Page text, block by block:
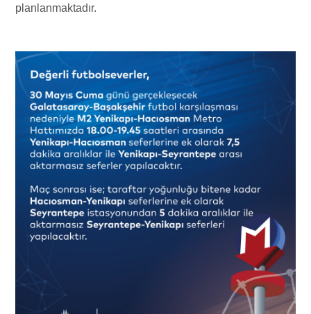
planlanmaktadır.